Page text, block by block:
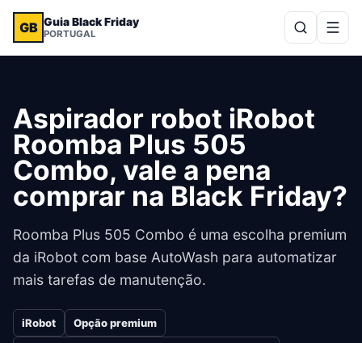
GB Guia Black Friday
PORTUGAL
Aspirador robot iRobot
Roomba Plus 505
Combo, vale a pena
comprar na Black Friday?
Roomba Plus 505 Combo é uma escolha premium
da iRobot com base AutoWash para automatizar
mais tarefas de manutenção.
iRobot Opção premium